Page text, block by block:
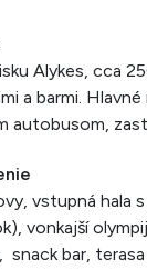
Alykes, cca
a barmi.
autobusom,
vstupná hala
vonkajší
snack bar,